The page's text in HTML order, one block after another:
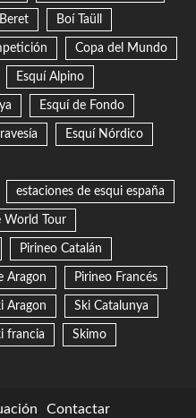
Boí Taüll
Copa del Mundo
Esquí Alpino
Esquí de Fondo
Esquí Nórdico
estaciones de esqui españa
World Tour
Pirineo Catalán
Aragon Pirineo Francés
Aragon Ski Catalunya
francia Skimo
Contactar